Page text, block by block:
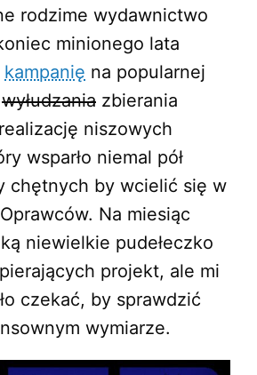
rodzime wydawnictwo
minionego lata
kampanię na popularnej
wyłudzania zbierania
niszowych
wsparło niemal pół
chętnych by wcielić się w
Na miesiąc
niewielkie pudełeczko
projekt, ale mi
czekać, by sprawdzić
wymiarze.